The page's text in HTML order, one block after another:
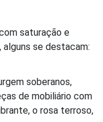
saturação e
se destacam:
soberanos,
de mobiliário com
o rosa terroso,